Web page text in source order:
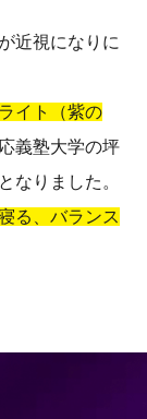
近視になりに
イト（紫の
義塾大学の坪
なりました。
る、バランス